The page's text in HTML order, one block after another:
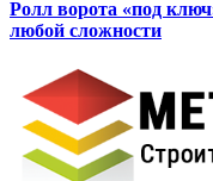
Ролл ворота «под
любой сложности